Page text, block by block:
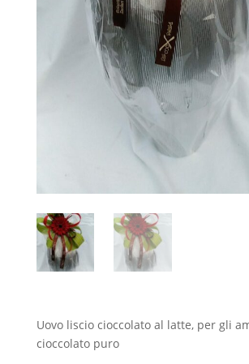
Uovo liscio cioccolato al latte, per gli
cioccolato puro